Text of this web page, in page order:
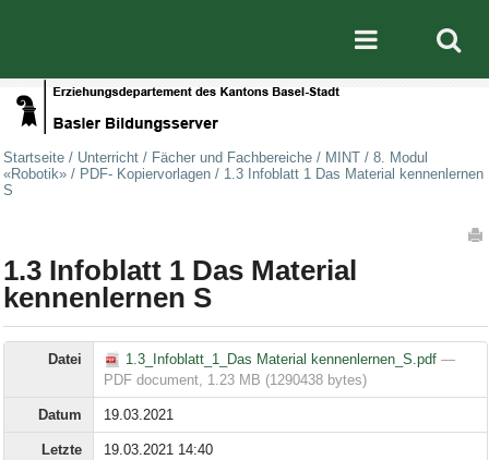
Mobile
Startseite / Unterricht / Fächer und Fachbereiche / MINT / 8. Modul
«Robotik» / PDF- Kopiervorlagen / 1.3 Infoblatt 1 Das Material kennenlernen
S
1.3 Infoblatt 1 Das Material
kennenlernen S
Datei 1.3_Infoblatt_1_Das Material kennenlernen_S.pdf—
PDF document, 1.23 MB (1290438 bytes)
Datum 19.03.2021
Letzte
19.03.2021 14:40